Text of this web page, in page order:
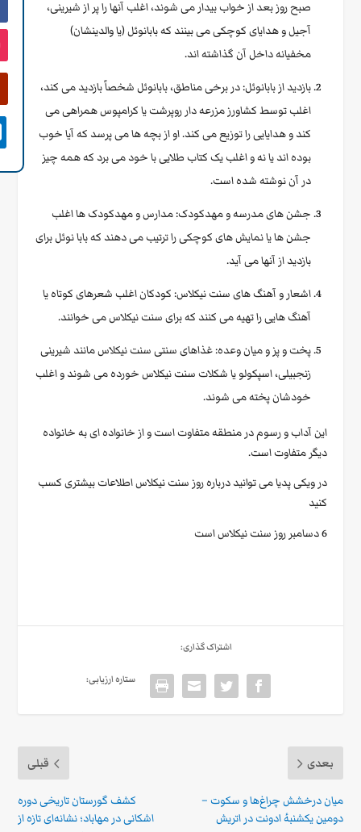
صبح روز بعد از خواب بیدار می شوند، اغلب آنها را پر از شیرینی،
آجیل و هدایای کوچکی می بینند که بابانوئل (یا والدینشان)
مخفیانه داخل آن گذاشته اند.
بازدید از بابانوئل: در برخی مناطق، بابانوئل شخصاً بازدید می کند،
اغلب توسط کشاورز مزرعه دار روپرشت یا کرامپوس همراهی می
کند و هدایایی را توزیع می کند. او از بچه ها می پرسد که آیا خوب
بوده اند یا نه و اغلب یک کتاب طلایی با خود می برد که همه چیز
در آن نوشته شده است.
جشن های مدرسه و مهدکودک: مدارس و مهدکودک ها اغلب
جشن ها یا نمایش های کوچکی را ترتیب می دهند که بابا نوئل برای
بازدید از آنها می آید.
اشعار و آهنگ های سنت نیکلاس: کودکان اغلب شعرهای کوتاه یا
آهنگ هایی را تهیه می کنند که برای سنت نیکلاس می خوانند.
پخت و پز و میان وعده: غذاهای سنتی سنت نیکلاس مانند شیرینی
زنجبیلی، اسپکولو یا شکلات سنت نیکلاس خورده می شوند و اغلب
خودشان پخته می شوند.
این آداب و رسوم در منطقه متفاوت است و از خانواده ای به خانواده
دیگر متفاوت است.
درویکی پدیامی توانید درباره روز سنت نیکلاس اطلاعات بیشتری کسب
کنید
6 دسامبر روز سنت نیکلاس است
اشتراک گذاری:
ستاره ارزیابی:
قبلی
کشف گورستان تاریخی دوره
اشکانی در مهاباد؛ نشانه‌ای تازه از
بعدی
میان درخشش چراغ‌ها و سکوت –
دومین یکشنبهٔ ادونت در اتریش